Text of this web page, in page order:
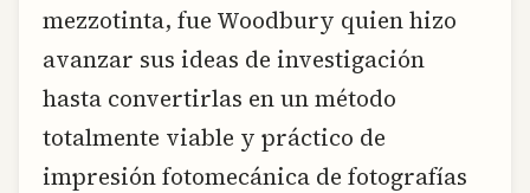
mezzotinta, fue Woodbury quien hizo
avanzar sus ideas de investigación
hasta convertirlas en un método
totalmente viable y práctico de
impresión fotomecánica de fotografías